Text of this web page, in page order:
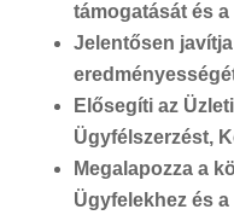
támogatását és
Jelentősen
Elősegíti az
Ügyfélszerzést,
Megalapozza a
Ügyfelekhez és